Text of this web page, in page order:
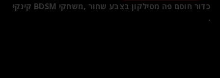
כדור חוסם פה מסילקון בצבע שחור ,משחקי BDSM קינקי
.